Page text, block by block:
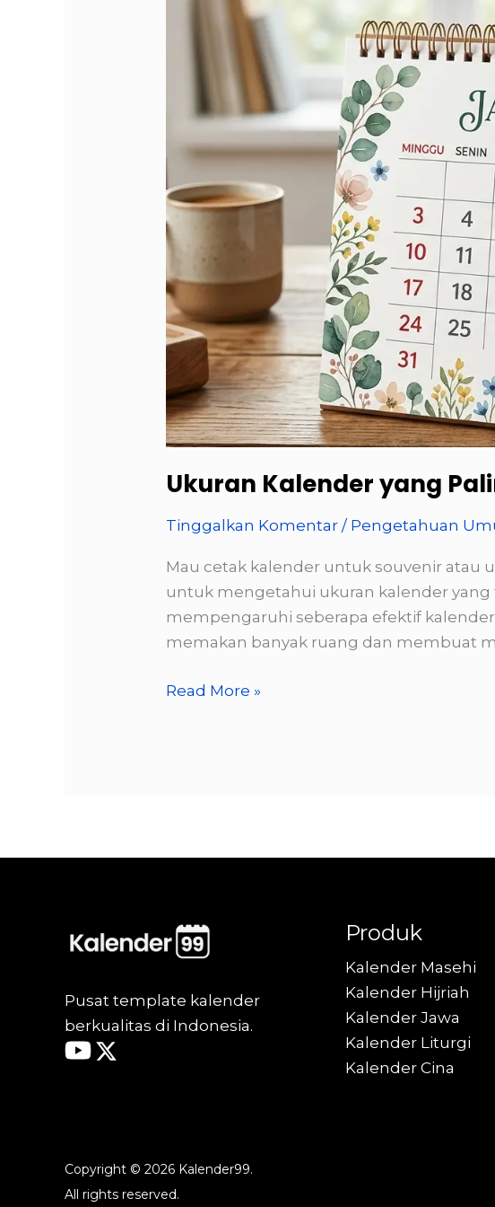
Ukuran Kalender yang
Tinggalkan Komentar / Pengetahuan
Mau cetak kalender untuk souvenir atau
untuk mengetahui ukuran kalender yang
mempengaruhi seberapa efektif
memakan banyak ruang dan membuat
Ukuran
Sesuai
Read More »
Pusat template kalender
berkualitas di Indonesia.
Produk
Kalender Masehi
Kalender Hijriah
Kalender Jawa
Kalender Liturgi
Kalender Cina
Copyright © 2026 Kalender99.
All rights reserved.